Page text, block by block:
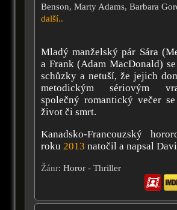
Benson, Marty Adams, Barbara
další..
Mladý manželský pár Sára
a Frank (Adam MacDonald)
schůzky a netuší, že jejich
metodickým sériovým
společný romantický večer
život či smrt.
Kanadsko-Francouzský
roku 2013 natočil a napsal
Žánr: Horor - Thriller